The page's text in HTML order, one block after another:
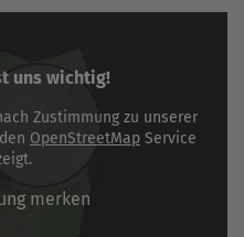
uns wichtig!
Zustimmung zu unserer
OpenStreetMap Service
merken